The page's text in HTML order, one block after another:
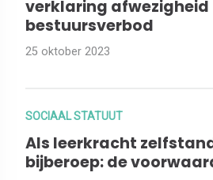
verklaring afwezigheid
bestuursverbod
25 oktober 2023
SOCIAAL STATUUT
Als leerkracht
bijberoep: de